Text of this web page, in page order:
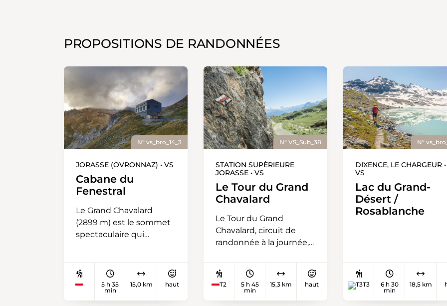
PROPOSITIONS DE RANDONNÉES
N° vs_bro_14_3
JORASSE (OVRONNAZ) • VS
Cabane du
Fenestral
Le Grand Chavalard
(2899 m) est le sommet
spectaculaire qui
à une altitude oscillant
entre 1850m et 2450 m.
Le sentier débute à
5 h 35
min
15,0 km haut
N° VS_Sub_38
STATION SUPÈRIEURE
JORASSE • VS
Le Tour du Grand
Chavalard
Le Tour du Grand
Chavalard, circuit de
randonnée à la journée,
traversés sont sauvages
et magnifiques tout en
étant facilement
T2
5 h 45
min
15,3 km haut
N°
DIXENCE, LE CHARGEUR •
VS
Lac du Grand-
Désert /
Rosablanche
T3
6 h 30
min
18,5 km